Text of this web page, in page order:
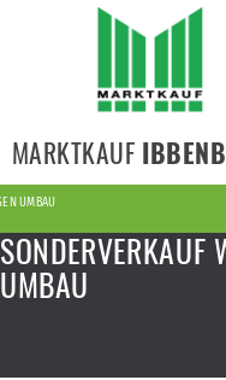
MARKTKAUF
UMBAU
SONDERVERKAUF
UMBAU